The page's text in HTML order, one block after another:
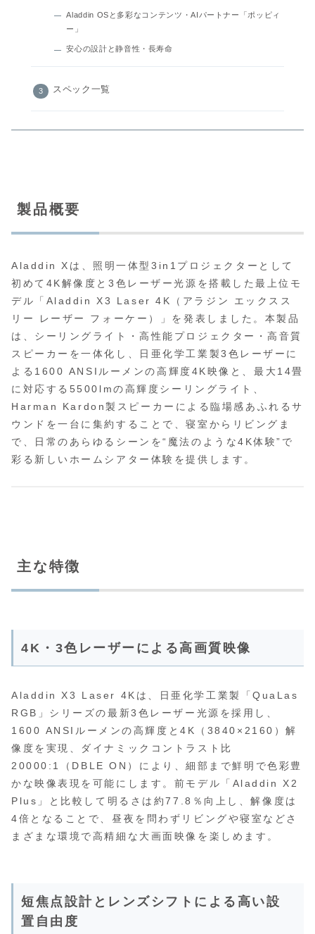
Aladdin OSと多彩なコンテンツ・AIパートナー「ポッピィ
ー」
安心の設計と静音性・長寿命
スペック一覧
製品概要
Aladdin Xは、照明一体型3in1プロジェクターとして
初めて4K解像度と3色レーザー光源を搭載した最上位モ
デル「Aladdin X3 Laser 4K（アラジン エックスス
リー レーザー フォーケー）」を発表しました。本製品
は、シーリングライト・高性能プロジェクター・高音質
スピーカーを一体化し、日亜化学工業製3色レーザーに
よる1600 ANSIルーメンの高輝度4K映像と、最大14畳
に対応する5500lmの高輝度シーリングライト、
Harman Kardon製スピーカーによる臨場感あふれるサ
ウンドを一台に集約することで、寝室からリビングま
で、日常のあらゆるシーンを“魔法のような4K体験”で
彩る新しいホームシアター体験を提供します。
主な特徴
4K・3色レーザーによる高画質映像
Aladdin X3 Laser 4Kは、日亜化学工業製「QuaLas
RGB」シリーズの最新3色レーザー光源を採用し、
1600 ANSIルーメンの高輝度と4K（3840×2160）解
像度を実現、ダイナミックコントラスト比
20000:1（DBLE ON）により、細部まで鮮明で色彩豊
かな映像表現を可能にします。前モデル「Aladdin X2
Plus」と比較して明るさは約77.8％向上し、解像度は
4倍となることで、昼夜を問わずリビングや寝室などさ
まざまな環境で高精細な大画面映像を楽しめます。
短焦点設計とレンズシフトによる高い設
置自由度